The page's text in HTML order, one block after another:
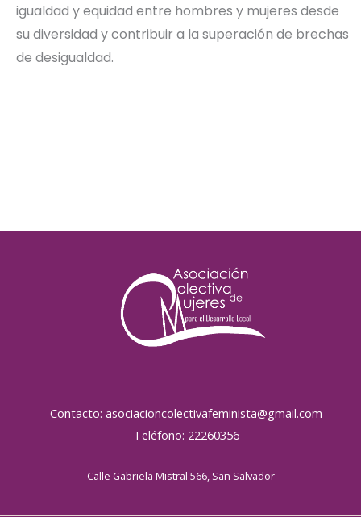
igualdad y equidad entre hombres y mujeres desde
su diversidad y contribuir a la superación de brechas
de desigualdad.
Contacto: asociacioncolectivafeminista@gmail.com
Teléfono: 22260356
Calle Gabriela Mistral 566, San Salvador